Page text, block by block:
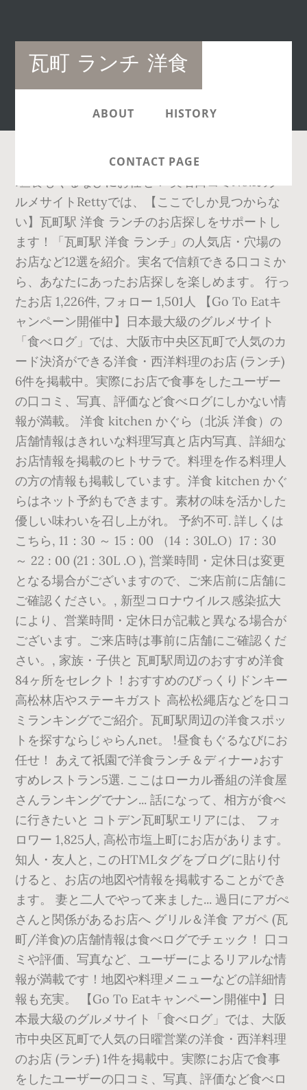
瓦町 ランチ 洋食
Main
navigation
ABOUT HISTORY
CONTACT PAGE
!昼食もぐるなびにお任せ！ 実名口コミNo.1のグ
ルメサイトRettyでは、【ここでしか見つからな
い】瓦町駅 洋食 ランチのお店探しをサポートし
ます！「瓦町駅 洋食 ランチ」の人気店・穴場の
お店など12選を紹介。実名で信頼できる口コミか
ら、あなたにあったお店探しを楽しめます。 行っ
たお店 1,226件, フォロー 1,501人 【Go To Eatキ
ャンペーン開催中】日本最大級のグルメサイト
「食べログ」では、大阪市中央区瓦町で人気のカ
ード決済ができる洋食・西洋料理のお店 (ランチ)
6件を掲載中。実際にお店で食事をしたユーザー
の口コミ、写真、評価など食べログにしかない情
報が満載。 洋食 kitchen かぐら（北浜 洋食）の
店舗情報はきれいな料理写真と店内写真、詳細な
お店情報を掲載のヒトサラで。料理を作る料理人
の方の情報も掲載しています。洋食 kitchen かぐ
らはネット予約もできます。素材の味を活かした
優しい味わいを召し上がれ。 予約不可. 詳しくは
こちら, 11：30 ～ 15：00 （14：30L.O）17：30
～ 22 : 00 (21 : 30L .O ), 営業時間・定休日は変更
となる場合がございますので、ご来店前に店舗に
ご確認ください。, 新型コロナウイルス感染拡大
により、営業時間・定休日が記載と異なる場合が
ございます。ご来店時は事前に店舗にご確認くだ
さい。, 家族・子供と 瓦町駅周辺のおすすめ洋食
84ヶ所をセレクト！おすすめのびっくりドンキー
高松林店やステーキガスト 高松松繩店などを口コ
ミランキングでご紹介。瓦町駅周辺の洋食スポッ
トを探すならじゃらんnet。 !昼食もぐるなびにお
任せ！ あえて祇園で洋食ランチ＆ディナー♪おす
すめレストラン5選. ここはローカル番組の洋食屋
さんランキングでナン... 話になって、相方が食べ
に行きたいと コトデン瓦町駅エリアには、 フォ
ロワー 1,825人, 高松市塩上町にお店があります。
知人・友人と, このHTMLタグをブログに貼り付
けると、お店の地図や情報を掲載することができ
ます。 妻と二人でやって来ました... 過日にアガぺ
さんと関係があるお店へ グリル＆洋食 アガペ (瓦
町/洋食)の店舗情報は食べログでチェック！ 口コ
ミや評価、写真など、ユーザーによるリアルな情
報が満載です！地図や料理メニューなどの詳細情
報も充実。 【Go To Eatキャンペーン開催中】日
本最大級のグルメサイト「食べログ」では、大阪
市中央区瓦町で人気の日曜営業の洋食・西洋料理
のお店 (ランチ) 1件を掲載中。実際にお店で食事
をしたユーザーの口コミ、写真、評価など食べロ